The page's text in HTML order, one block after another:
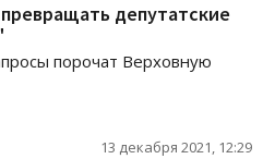
депутатские
порочат Верховную
13 декабря 2021, 12:29